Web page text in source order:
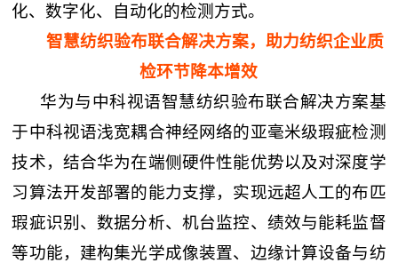
化、数字化、自动化的检测方式。
智慧纺织验布联合解决方案，助力纺织企业质
检环节降本增效
华为与中科视语智慧纺织验布联合解决方案基
于中科视语浅宽耦合神经网络的亚毫米级瑕疵检测
技术，结合华为在端侧硬件性能优势以及对深度学
习算法开发部署的能力支撑，实现远超人工的布匹
瑕疵识别、数据分析、机台监控、绩效与能耗监督
等功能，建构集光学成像装置、边缘计算设备与纺